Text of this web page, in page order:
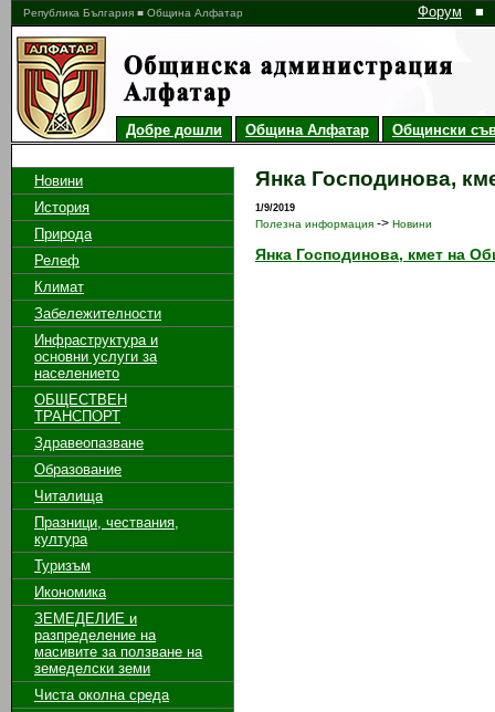
Република България ■ Община Алфатар Форум ■
Добре дошли Община Алфатар Общински
Новини
История
Природа
Релеф
Климат
Забележителности
Инфраструктура и
основни услуги за
населението
ОБЩЕСТВЕН
ТРАНСПОРТ
Здравеопазване
Образование
Читалища
Празници, чествания,
култура
Туризъм
Икономика
ЗЕМЕДЕЛИЕ и
разпределение на
масивите за ползване на
земeделски земи
Чиста околна среда
Янка Господинова,
1/9/2019
Полезна информация -> Новини
Янка Господинова, кмет на